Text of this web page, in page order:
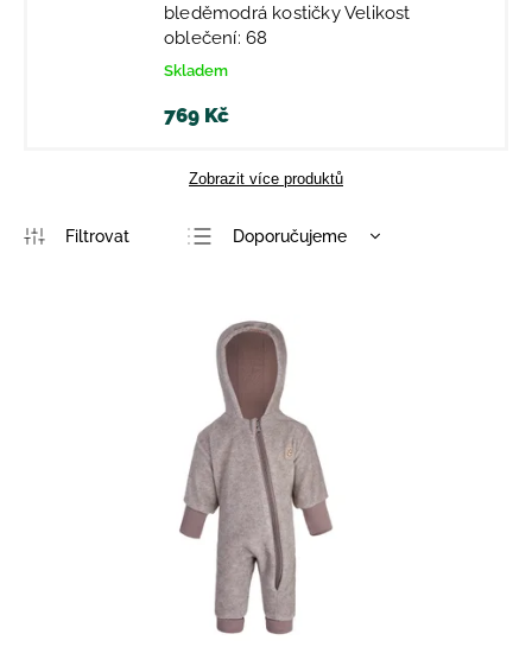
bleděmodrá kostičky Velikost
oblečení: 68
Skladem
769 Kč
Zobrazit více produktů
Doporučujeme
Nejprodávanější
Abecedně